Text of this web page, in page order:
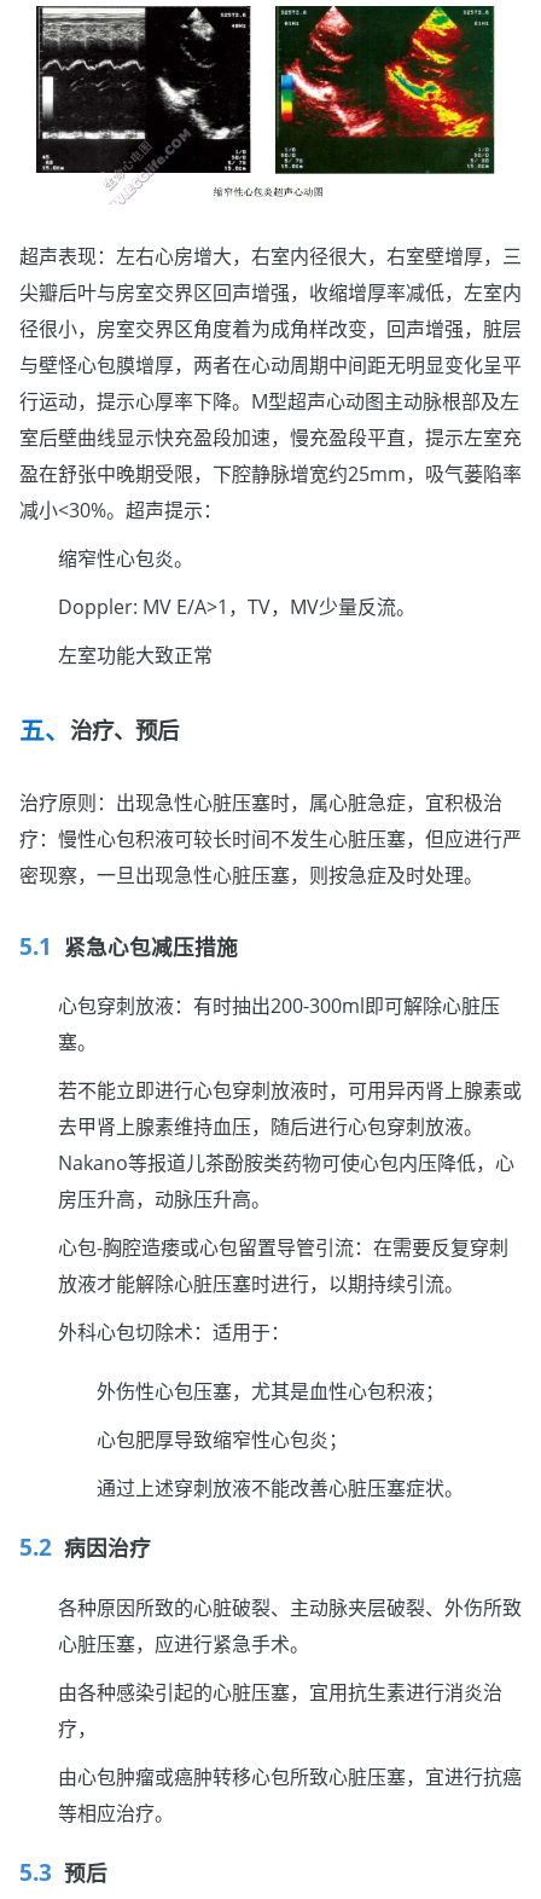
超声表现：左右心房增大，右室内径很大，右室壁增厚，三
尖瓣后叶与房室交界区回声增强，收缩增厚率减低，左室内
径很小，房室交界区角度着为成角样改变，回声增强，脏层
与壁怪心包膜增厚，两者在心动周期中间距无明显变化呈平
行运动，提示心厚率下降。M型超声心动图主动脉根部及左
室后壁曲线显示快充盈段加速，慢充盈段平直，提示左室充
盈在舒张中晚期受限，下腔静脉增宽约25mm，吸气蒌陷率
减小<30%。超声提示：
缩窄性心包炎。
Doppler: MV E/A>1，TV，MV少量反流。
左室功能大致正常
治疗、预后
治疗原则：出现急性心脏压塞时，属心脏急症，宜积极治
疗：慢性心包积液可较长时间不发生心脏压塞，但应进行严
密现察，一旦出现急性心脏压塞，则按急症及时处理。
紧急心包减压措施
心包穿刺放液：有时抽出200-300ml即可解除心脏压
塞。
若不能立即进行心包穿刺放液时，可用异丙肾上腺素或
去甲肾上腺素维持血压，随后进行心包穿刺放液。
Nakano等报道儿茶酚胺类药物可使心包内压降低，心
房压升高，动脉压升高。
心包-胸腔造瘘或心包留置导管引流：在需要反复穿刺
放液才能解除心脏压塞时进行，以期持续引流。
外科心包切除术：适用于：
外伤性心包压塞，尤其是血性心包积液；
心包肥厚导致缩窄性心包炎；
通过上述穿刺放液不能改善心脏压塞症状。
病因治疗
各种原因所致的心脏破裂、主动脉夹层破裂、外伤所致
心脏压塞，应进行紧急手术。
由各种感染引起的心脏压塞，宜用抗生素进行消炎治
疗，
由心包肿瘤或癌肿转移心包所致心脏压塞，宜进行抗癌
等相应治疗。
预后